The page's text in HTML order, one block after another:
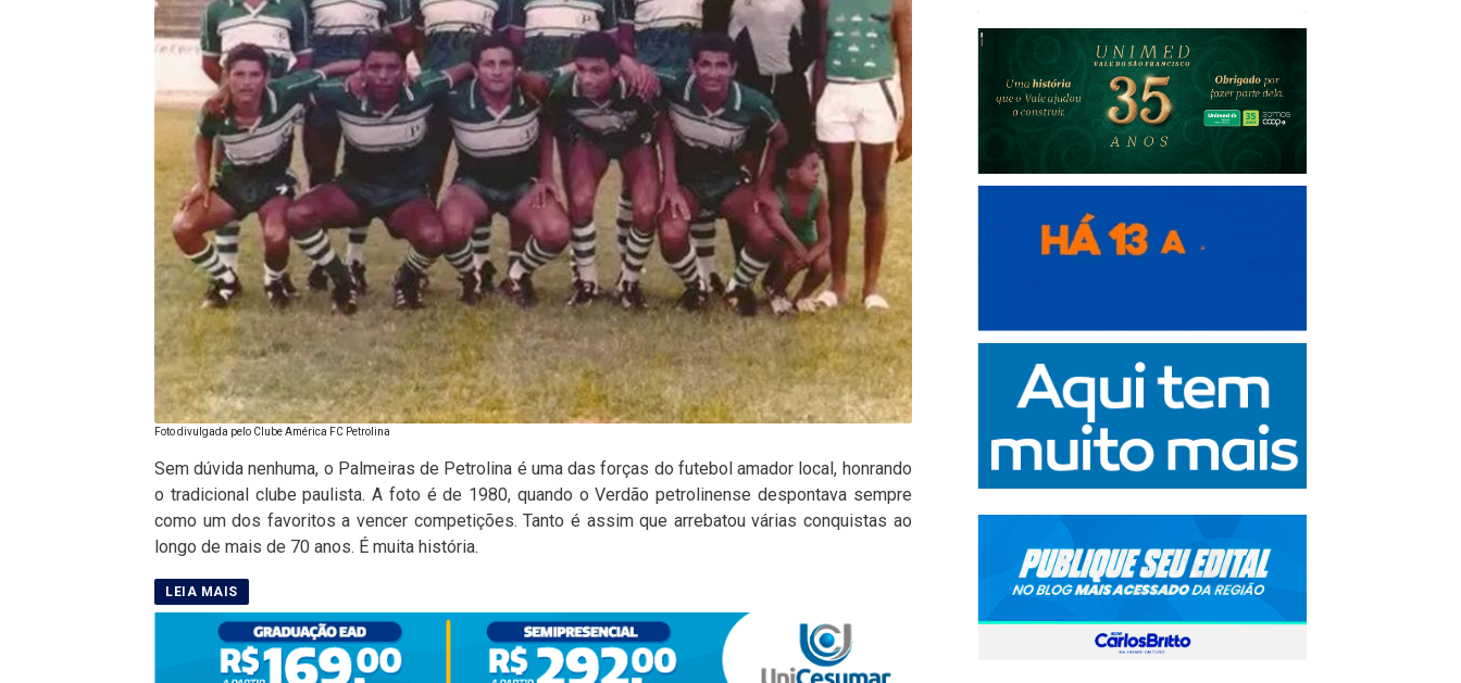
Foto divulgada pelo Clube América FC Petrolina
Sem dúvida nenhuma, o Palmeiras de Petrolina é uma das forças do futebol amador local, honrando
o tradicional clube paulista. A foto é de 1980, quando o Verdão petrolinense despontava sempre
como um dos favoritos a vencer competições. Tanto é assim que arrebatou várias conquistas ao
longo de mais de 70 anos. É muita história.